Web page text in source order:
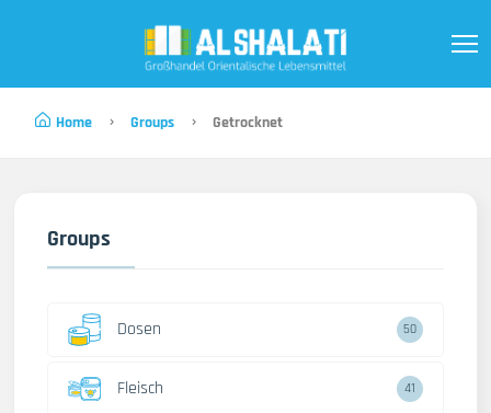
Home Groups Getrocknet
Groups
Dosen 50
Fleisch 41